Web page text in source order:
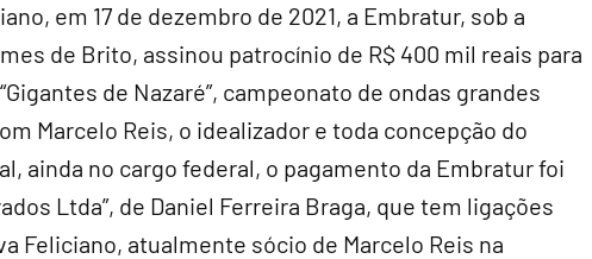
em 17 de dezembro de 2021, a Embratur, sob a
de Brito, assinou patrocínio de R$ 400 mil reais para
de Nazaré”, campeonato de ondas grandes
Marcelo Reis, o idealizador e toda concepção do
ainda no cargo federal, o pagamento da Embratur foi
Ltda”, de Daniel Ferreira Braga, que tem ligações
Feliciano, atualmente sócio de Marcelo Reis na